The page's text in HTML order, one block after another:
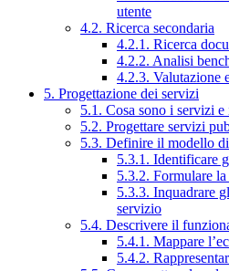
utente
4.2. Ricerca secondaria
4.2.1. Ricerca
4.2.2. Analisi
4.2.3. Valutazione
5. Progettazione dei servizi
5.1. Cosa sono i servizi
5.2. Progettare servizi
5.3. Definire il modello
5.3.1. Identificare
5.3.2. Formulare
5.3.3. Inquadrare
servizio
5.4. Descrivere il
5.4.1. Mappare
5.4.2.